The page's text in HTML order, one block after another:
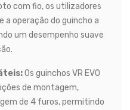
com fio, os utilizadores
operação do guincho a
um desempenho suave
Os guinchos VR EVO
de montagem,
de 4 furos, permitindo